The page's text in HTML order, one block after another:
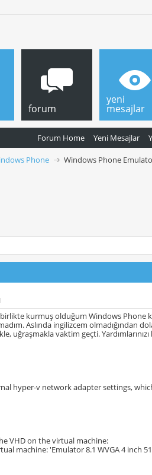
forum
Forum Home Yeni Mesajlar
yeni
mesajlar
Phone Windows Phone
kurmuş olduğum Windows Phone
Aslında ingilizcem olmadığından
uğraşmakla vaktim geçti.
hyper-v network adapter settings,
VHD on the virtual machine:
machine: 'Emulator 8.1 WVGA 4 inch